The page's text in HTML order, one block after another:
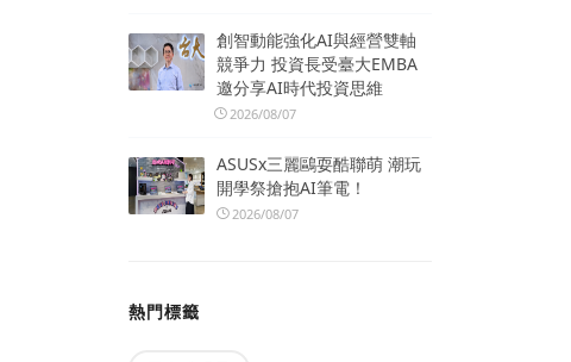
創智動能強化AI與經營雙軸
競爭力 投資長受臺大EMBA
邀分享AI時代投資思維
2026/08/07
ASUSx三麗鷗耍酷聯萌 潮玩
開學祭搶抱AI筆電！
2026/08/07
熱門標籤